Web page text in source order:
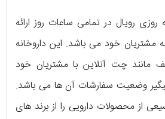
روزی رویال در تمامی ساعات روز ارائه
مشتریان خود می ‌باشد. این داروخانه
مانند چت آنلاین با مشتریان خود
پیگیر وضعیت سفارشات آن ها می ‌باشد.
از محصولات دارویی را از برند های